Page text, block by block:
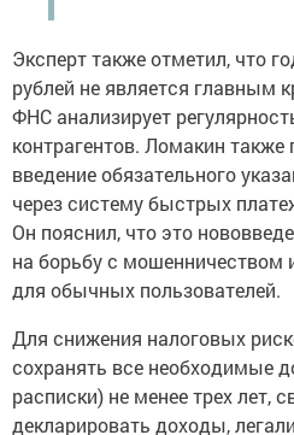
Эксперт также отметил, что
рублей не является главным
ФНС анализирует
контрагентов. Ломакин
введение обязательного
через систему быстрых
Он пояснил, что это
на борьбу с мошенничеством
для обычных пользователей.
Для снижения налоговых
сохранять все необходимые
расписки) не менее трех лет,
декларировать доходы,